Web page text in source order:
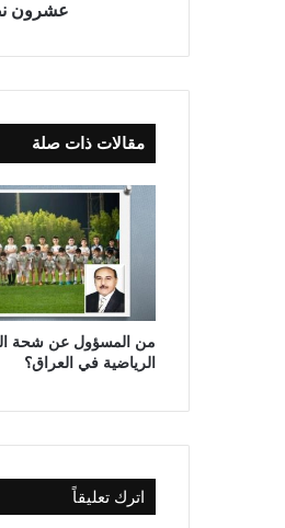
ل
ي
عشرون
مقالات ذات صلة
من المسؤول عن شحة
الرياضية في العراق؟
اترك تعليقاً